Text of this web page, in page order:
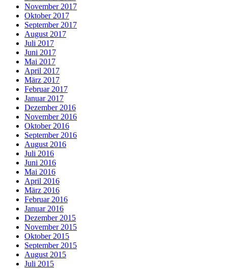
November 2017
Oktober 2017
September 2017
August 2017
Juli 2017
Juni 2017
Mai 2017
April 2017
März 2017
Februar 2017
Januar 2017
Dezember 2016
November 2016
Oktober 2016
September 2016
August 2016
Juli 2016
Juni 2016
Mai 2016
April 2016
März 2016
Februar 2016
Januar 2016
Dezember 2015
November 2015
Oktober 2015
September 2015
August 2015
Juli 2015